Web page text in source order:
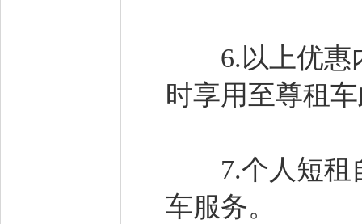
6.以上优惠内
时享用至尊租
7.个人短租自
车服务。